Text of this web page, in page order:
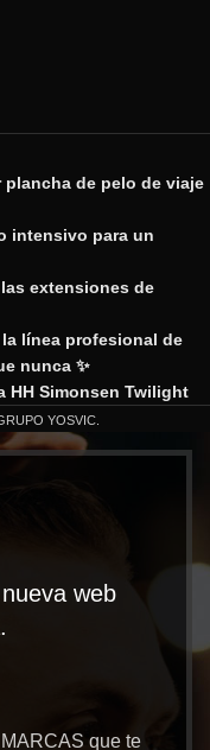
plancha de pelo de viaje
intensivo para un
extensiones de
línea profesional de
nunca ✨
HH Simonsen Twilight
YOSVIC.
web
que te